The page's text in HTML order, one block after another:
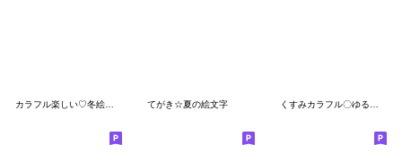
てがき☆夏の絵文字